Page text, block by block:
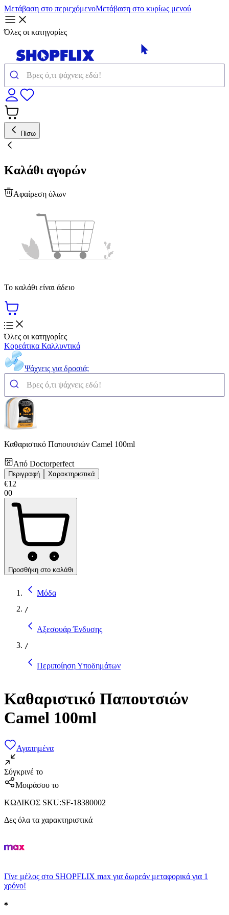
Μετάβαση στο περιεχόμενοΜετάβαση στο κυρίως μενού
Όλες οι κατηγορίες
Πίσω
Καλάθι αγορών
Αφαίρεση όλων
Το καλάθι είναι άδειο
Όλες οι κατηγορίες
Κορεάτικα Καλλυντικά
Ψάχνεις για δροσιά;
Καθαριστικό Παπουτσιών Camel 100ml
Από Doctorperfect
Περιγραφή Χαρακτηριστικά
€12
00
Προσθήκη στο καλάθι
Μόδα
/
Αξεσουάρ Ένδυσης
/
Περιποίηση Υποδημάτων
Καθαριστικό Παπουτσιών
Camel 100ml
Αγαπημένα
Σύγκρινέ το
Μοιράσου το
ΚΩΔΙΚΟΣ SKU:SF-18380002
Δες όλα τα χαρακτηριστικά
Γίνε μέλος στο SHOPFLIX max για δωρεάν μεταφορικά για 1
χρόνο!